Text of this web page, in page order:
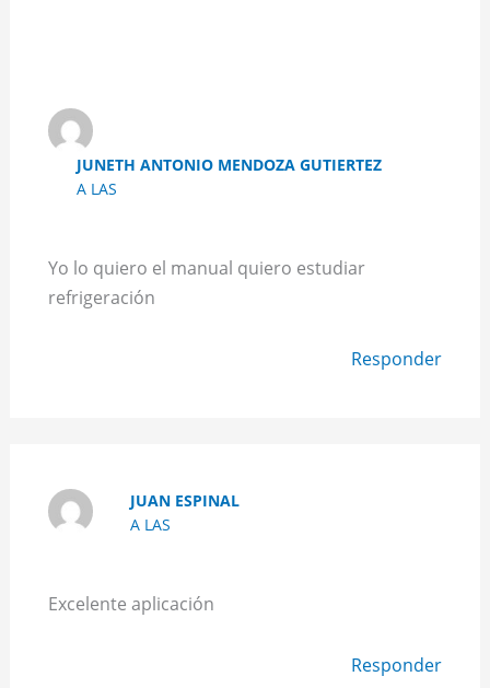
JUNETH ANTONIO MENDOZA GUTIERTEZ
A LAS
Yo lo quiero el manual quiero estudiar
refrigeración
Responder
JUAN ESPINAL
A LAS
Excelente aplicación
Responder